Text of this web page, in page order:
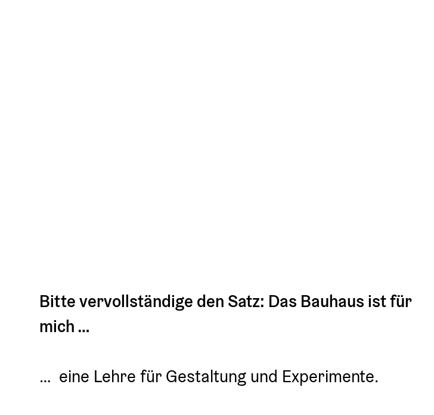
Bitte vervollständige den Satz: Das Bauhaus ist für
mich …
…  eine Lehre für Gestaltung und Experimente.